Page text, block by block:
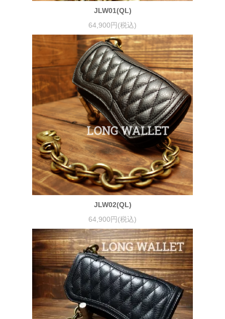
JLW01(QL)
64,900円(税込)
JLW02(QL)
64,900円(税込)